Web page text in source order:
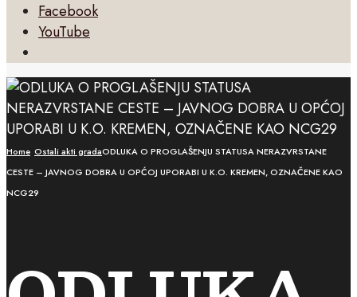
Facebook
YouTube
Search
Window
Home Ostali akti gradaODLUKA O PROGLAŠENJU STATUSA NERAZVRSTANE
CESTE – JAVNOG DOBRA U OPĆOJ UPORABI U K.O. KREMEN, OZNAČENE KAO
NCG29